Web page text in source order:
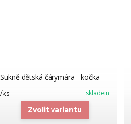
Sukně dětská čárymára - kočka
/ks skladem
Zvolit variantu